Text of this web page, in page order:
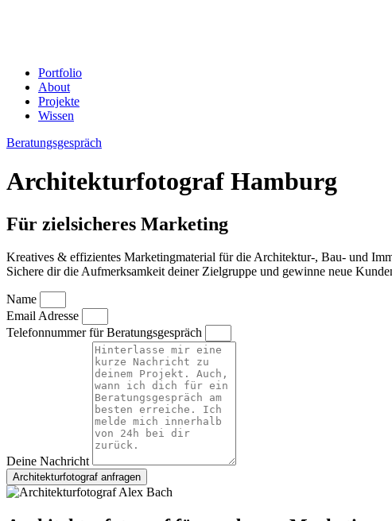
Portfolio
About
Projekte
Wissen
Beratungsgespräch
Architekturfotograf Hamburg
Für zielsicheres Marketing
Kreatives & effizientes Marketingmaterial für die Architektur-, Bau- und
Sichere dir die Aufmerksamkeit deiner Zielgruppe und gewinne neue
Name
Email Adresse
Telefonnummer für Beratungsgespräch
Deine Nachricht
Architekturfotograf anfragen